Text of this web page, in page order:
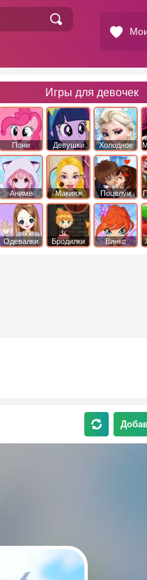
Игры для девочек
Пони
Дружба это
Девушки
Эквестрии
Холодное
Сердце
Аниме Макияж Поцелуи
Одевалки Бродилки Винкс